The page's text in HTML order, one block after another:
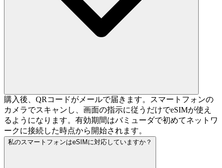
購入後、QRコードがメールで届きます。スマートフォンの
カメラでスキャンし、画面の指示に従うだけでeSIMが使え
るようになります。有効期間はバミューダで初めてネットワ
ークに接続した時点から開始されます。
私のスマートフォンはeSIMに対応していますか？